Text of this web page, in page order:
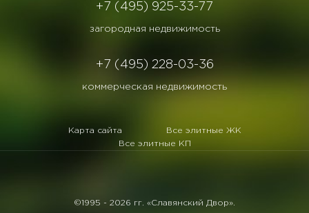
+7 (495) 925-33-77
загородная недвижимость
+7 (495) 228-03-36
коммерческая недвижимость
Карта сайта
Все элитные ЖК
Все элитные КП
©1995 - 2026 гг. «Славянский Двор».